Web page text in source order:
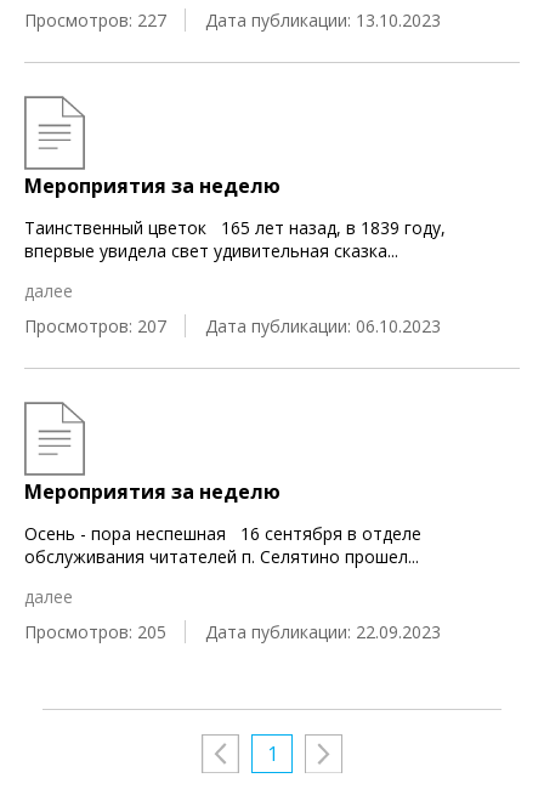
Просмотров: 227
Дата публикации: 13.10.2023
Мероприятия за неделю
Таинственный цветок 165 лет назад, в 1839 году,
впервые увидела свет удивительная сказка...
далее
Просмотров: 207
Дата публикации: 06.10.2023
Мероприятия за неделю
Осень - пора неспешная 16 сентября в отделе
обслуживания читателей п. Селятино прошел...
далее
Просмотров: 205
Дата публикации: 22.09.2023
1